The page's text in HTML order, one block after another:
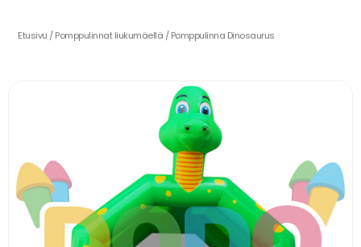
Etusivu /Pomppulinnat liukumäellä / Pomppulinna Dinosaurus